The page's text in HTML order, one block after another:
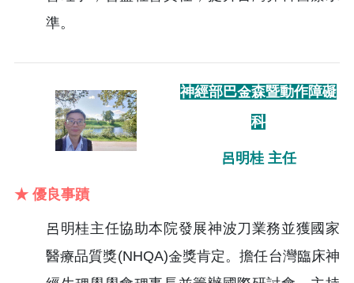
準。
神經部巴金森暨動作障礙
科
呂明桂 主任
★ 優良事蹟
呂明桂主任協助本院發展神波刀業務並獲國家
醫療品質獎(NHQA)金獎肯定。擔任台灣臨床神